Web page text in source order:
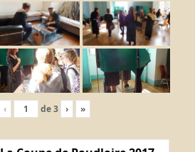
‹ de3 › »